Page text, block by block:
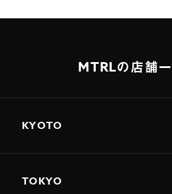
MTRLの店舗
KYOTO
TOKYO